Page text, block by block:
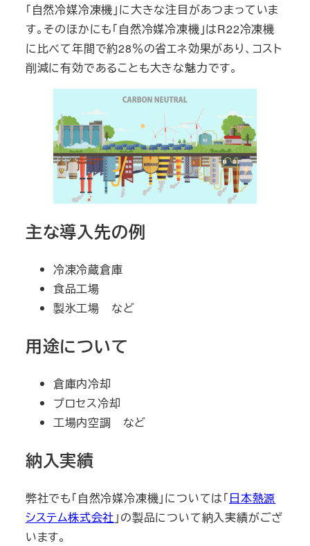
「自然冷媒冷凍機」に大きな注目があつまっていま
す。そのほかにも「自然冷媒冷凍機」はR22冷凍機
に比べて年間で約28％の省エネ効果があり、コスト
削減に有効であることも大きな魅力です。
主な導入先の例
冷凍冷蔵倉庫
食品工場
製氷工場 など
用途について
倉庫内冷却
プロセス冷却
工場内空調 など
納入実績
弊社でも「自然冷媒冷凍機」については「日本熱源
システム株式会社 」の製品について納入実績がござ
います。